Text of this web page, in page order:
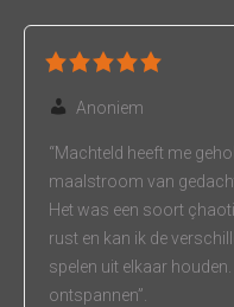
Anoniem
“Machteld heeft me
maalstroom van
Het was een soort
rust en kan ik de
spelen uit elkaar
ontspannen”.